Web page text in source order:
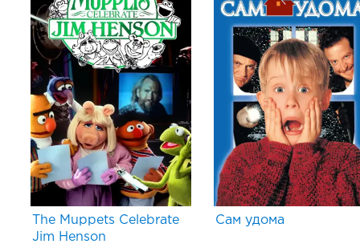
The Muppets Celebrate
Jim Henson
Сам удома